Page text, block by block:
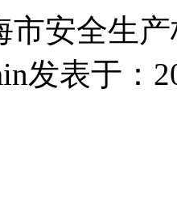
市安全生
发表于：